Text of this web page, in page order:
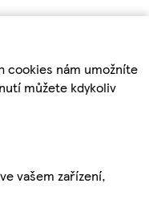
cookies nám umožníte
můžete kdykoliv
vašem zařízení,